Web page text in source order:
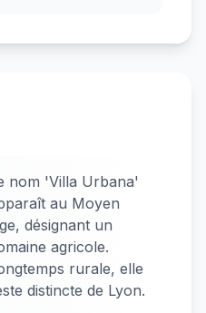
nom 'Villa Urbana'
au Moyen
désignant un
agricole.
rurale, elle
distincte de Lyon.